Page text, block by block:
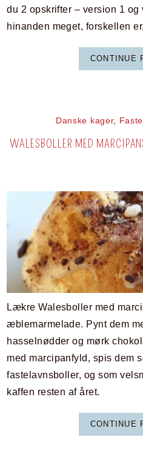
du 2 opskrifter – version 1
hinanden meget, forskellen
CONTINUE
Danske kager,
WALESBOLLER MED
Lækre Walesboller med
æblemarmelade. Pynt dem
hasselnødder og mørk
med marcipanfyld, spis dem
fastelavnsboller, og som
kaffen resten af året.
CONTINUE